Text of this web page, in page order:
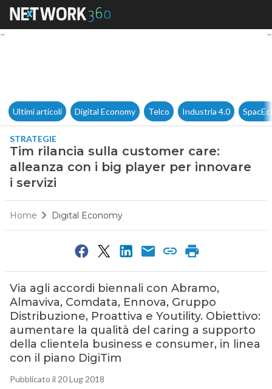
Tim rilancia sulla customer
Ultimi articoli Digital Economy Telco Industria 4.0
STRATEGIE
Tim rilancia sulla customer care:
alleanza con i big player per innovare
i servizi
Home Digital Economy
Via agli accordi biennali con Abramo,
Almaviva, Comdata, Ennova, Gruppo
Distribuzione, Proattiva e Youtility. Obiettivo:
aumentare la qualità del caring a supporto
della clientela business e consumer, in linea
con il piano DigiTim
Pubblicato il 20 Lug 2018